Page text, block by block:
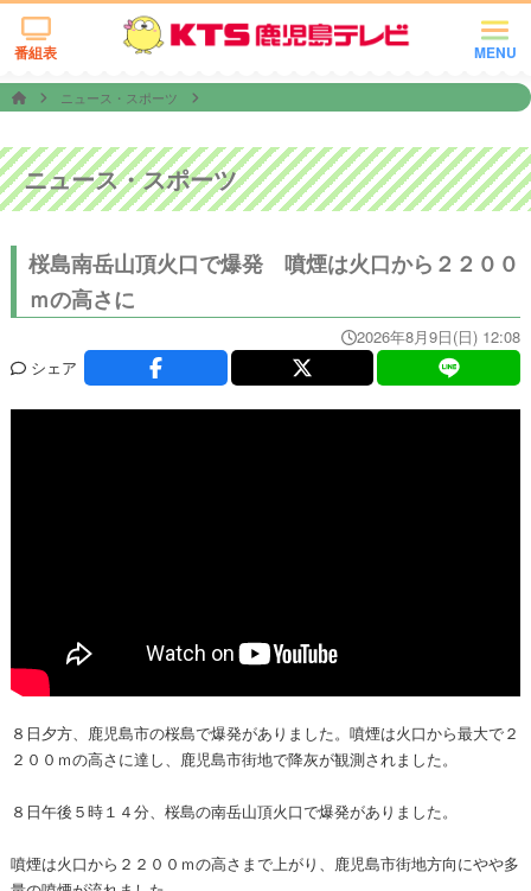
MENU
番組表
ニュース・スポーツ
ニュース・スポーツ
桜島南岳山頂火口で爆発 噴煙は火口から２２００
ｍの高さに
2026年8月9日(日) 12:08
シェア
８日夕方、鹿児島市の桜島で爆発がありました。噴煙は火口から最大で２
２００ｍの高さに達し、鹿児島市街地で降灰が観測されました。
８日午後５時１４分、桜島の南岳山頂火口で爆発がありました。
噴煙は火口から２２００ｍの高さまで上がり、鹿児島市街地方向にやや多